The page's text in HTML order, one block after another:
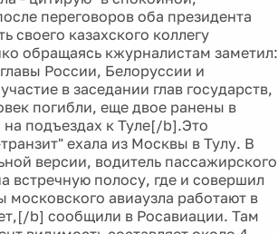
переговоров оба президента
своего казахского коллегу
обращаясь кжурналистам заметил:
России, Белоруссии и
в заседании глав государств,
погибли, еще двое ранены в
на подъездах к Туле[/b].Это
ехала из Москвы в Тулу. В
версии, водитель пассажирского
встречную полосу, где и совершил
авиаузла работают в
b] сообщили в Росавиации. Там